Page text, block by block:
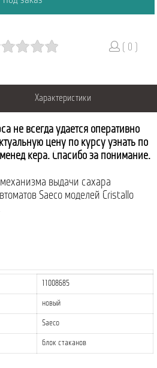
( 0 )
Характеристики
не всегда удается оперативно
цену по курсу узнать по
Спасибо за понимание.
выдачи сахара
Saeco моделей Cristallo
11008685
новый
Saeco
блок стаканов